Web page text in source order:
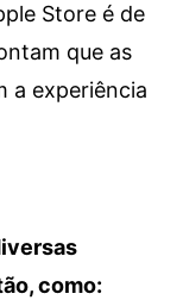
Store é de
que as
a experiência
como: